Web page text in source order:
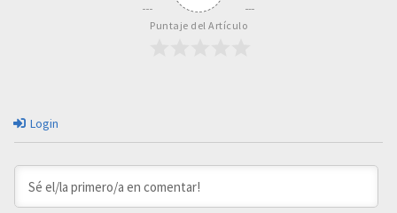
Puntaje del Artículo
Login